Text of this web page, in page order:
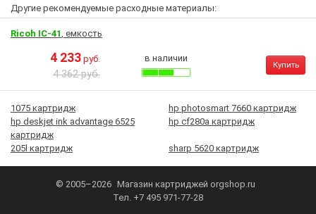
Другие рекомендуемые расходные материалы:
Ricoh IC-41, емкость
4 233 руб.
4 362 руб.
в наличии
Купить
1075 картридж
hp photosmart 7660 картридж
hp deskjet ink advantage 6525
картридж
hp cf280a картридж
205l картридж sharp 5620 картридж
© 2005–2026 Магазин картриджей orgshop.ru
Тел. +7 495 971-77-28